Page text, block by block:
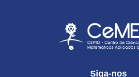
Siga-nos